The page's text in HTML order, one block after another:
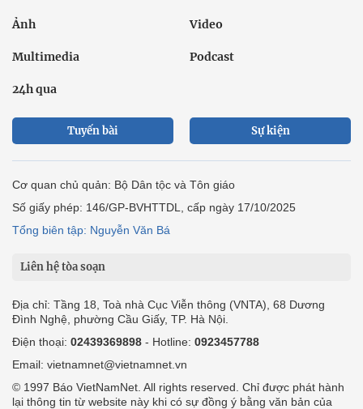
Ảnh Video
Multimedia Podcast
24h qua
Tuyến bài Sự kiện
Cơ quan chủ quản: Bộ Dân tộc và Tôn giáo
Số giấy phép: 146/GP-BVHTTDL, cấp ngày 17/10/2025
Tổng biên tập: Nguyễn Văn Bá
Liên hệ tòa soạn
Địa chỉ: Tầng 18, Toà nhà Cục Viễn thông (VNTA), 68 Dương
Đình Nghệ, phường Cầu Giấy, TP. Hà Nội.
Điện thoại: 02439369898 - Hotline: 0923457788
Email: vietnamnet@vietnamnet.vn
© 1997 Báo VietNamNet. All rights reserved. Chỉ được phát hành
lại thông tin từ website này khi có sự đồng ý bằng văn bản của